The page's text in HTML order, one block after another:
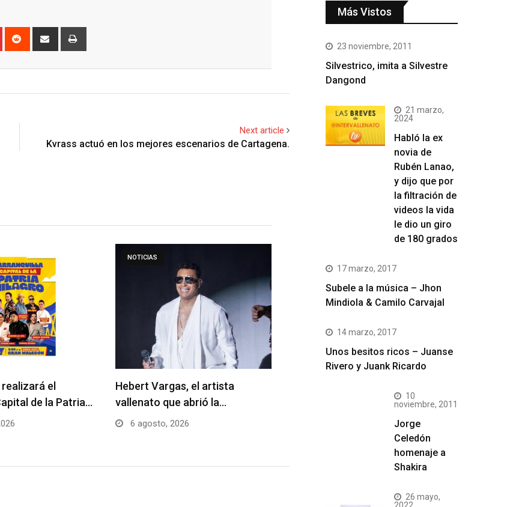
Pinterest Reddit
Share
Next article
Kvrass actuó en los mejores escenarios de Cartagena.
el
de la Patria…
NOTICIAS
Hebert Vargas, el artista
vallenato que abrió la…
6 agosto, 2026
Más Vistos
23 noviembre, 2011
Silvestrico, imita a Silvestre
Dangond
21 marzo,
2024
Habló la ex
novia de
Rubén Lanao,
y dijo que por
la filtración de
videos la vida
le dio un giro
de 180 grados
17 marzo, 2017
Subele a la música – Jhon
Mindiola & Camilo Carvajal
14 marzo, 2017
Unos besitos ricos – Juanse
Rivero y Juank Ricardo
10
noviembre, 2011
Jorge
Celedón
homenaje a
Shakira
26 mayo,